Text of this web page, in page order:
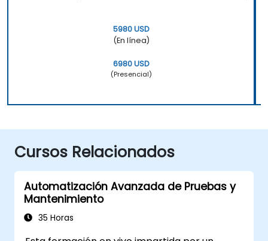
5980 USD
(En línea)
6980 USD
(Presencial)
Cursos Relacionados
Automatización Avanzada de Pruebas y
Mantenimiento
35 Horas